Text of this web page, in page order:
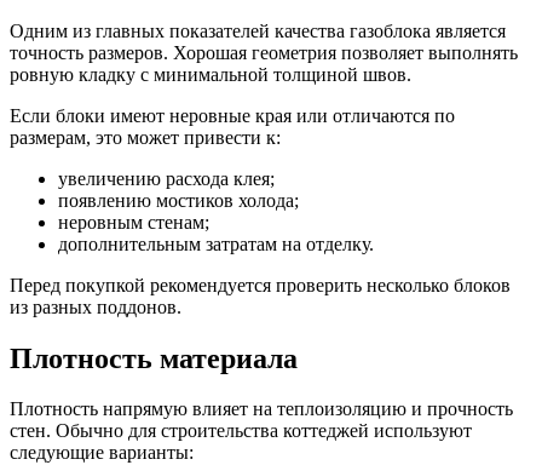
Одним из главных показателей качества газоблока является
точность размеров. Хорошая геометрия позволяет выполнять
ровную кладку с минимальной толщиной швов.
Если блоки имеют неровные края или отличаются по
размерам, это может привести к:
увеличению расхода клея;
появлению мостиков холода;
неровным стенам;
дополнительным затратам на отделку.
Перед покупкой рекомендуется проверить несколько блоков
из разных поддонов.
Плотность материала
Плотность напрямую влияет на теплоизоляцию и прочность
стен. Обычно для строительства коттеджей используют
следующие варианты: